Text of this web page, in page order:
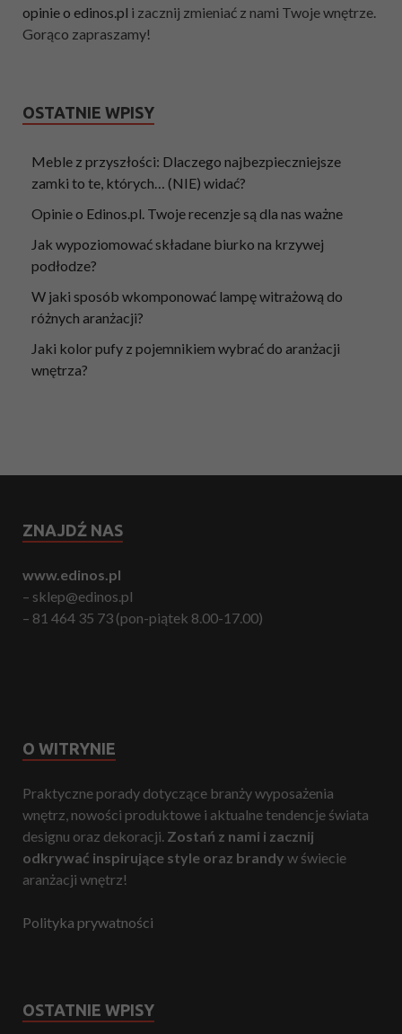
opinie o edinos.pl i zacznij zmieniać z nami Twoje wnętrze.
Gorąco zapraszamy!
OSTATNIE WPISY
Meble z przyszłości: Dlaczego najbezpieczniejsze
zamki to te, których… (NIE) widać?
Opinie o Edinos.pl. Twoje recenzje są dla nas ważne
Jak wypoziomować składane biurko na krzywej
podłodze?
W jaki sposób wkomponować lampę witrażową do
różnych aranżacji?
Jaki kolor pufy z pojemnikiem wybrać do aranżacji
wnętrza?
ZNAJDŹ NAS
www.edinos.pl
– sklep@edinos.pl
– 81 464 35 73 (pon-piątek 8.00-17.00)
O WITRYNIE
Praktyczne porady dotyczące branży wyposażenia
wnętrz, nowości produktowe i aktualne tendencje świata
designu oraz dekoracji. Zostań z nami i zacznij
odkrywać inspirujące style oraz brandy w świecie
aranżacji wnętrz!
Polityka prywatności
OSTATNIE WPISY